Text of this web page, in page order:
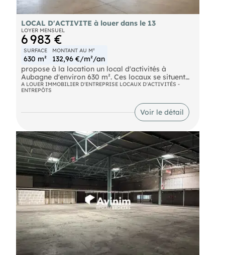
LOCAL D'ACTIVITE à louer dans le 13
LOYER MENSUEL
6 983 €
SURFACE
630 m²
MONTANT AU M²
132,96 €/m²/an
propose à la location un local d'activités à
Aubagne d'environ 630 m². Ces locaux se situent
sur un terrain indépendant de 1 500 m²
entièrement clos et bénéficie de bureaux
climatisés, d'une hauteur sous plafond de 6 mètres
et d'un accès plain-pied avec porte sectionnelle.
A LOUER IMMOBILIER D'ENTREPRISE LOCAUX D'ACTIVITÉS -
ENTREPÔTS
Voir le détail